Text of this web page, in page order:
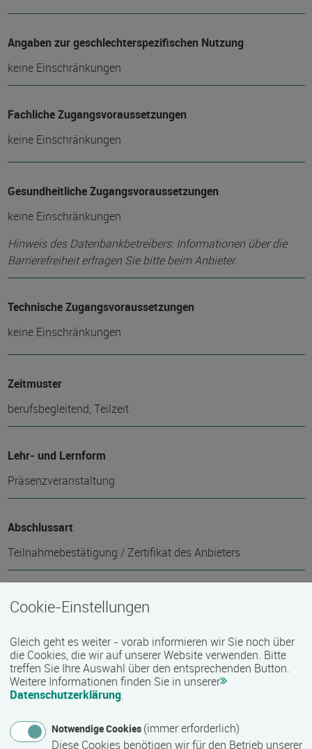
Angaben zur geschlechterspezifischen Nutzung
keine Einschränkungen
Fachliche Zugangsvoraussetzungen
keine Einschränkungen
Gesundheitliche Zugangsvoraussetzungen
keine Einschränkungen
Hinweis des Datenbankbetreibers: Informationen über die
Barrierefreiheit erfragen Sie bitte beim Anbieter.
Technische Zugangsvoraussetzungen
keine Einschränkungen
Zeitmuster
berufsbegleitend, Teilzeit
Lehr- und Lernform
Präsenzveranstaltung
Abschlussart
Teilnahmebestätigung / Zertifikat des Anbieters
Voraussichtliche Dauer
Termin
19.05.2026 - 20.07.2027
Cookie-Einstellungen
Gleich geht es weiter - vorab informieren wir Sie noch über
die Cookies, die wir auf unserer Website verwenden. Bitte
treffen Sie Ihre Auswahl über den entsprechenden Button.
Weitere Informationen finden Sie in unserer
Datenschutzerklärung.
Notwendige Cookies (immer erforderlich)
Diese Cookies benötigen wir für den Betrieb unserer